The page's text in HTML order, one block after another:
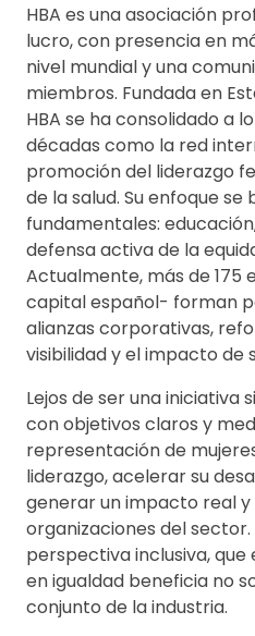
HBA es una asociación
lucro, con presencia en
nivel mundial y una
miembros. Fundada en
HBA se ha consolidado a
décadas como la red
promoción del liderazgo
de la salud. Su enfoque
fundamentales:
defensa activa de la
Actualmente, más de 175
capital español- forman
alianzas corporativas,
visibilidad y el impacto de
Lejos de ser una iniciativa
con objetivos claros y
representación de
liderazgo, acelerar su
generar un impacto real y
organizaciones del
perspectiva inclusiva,
en igualdad beneficia no
conjunto de la industria.